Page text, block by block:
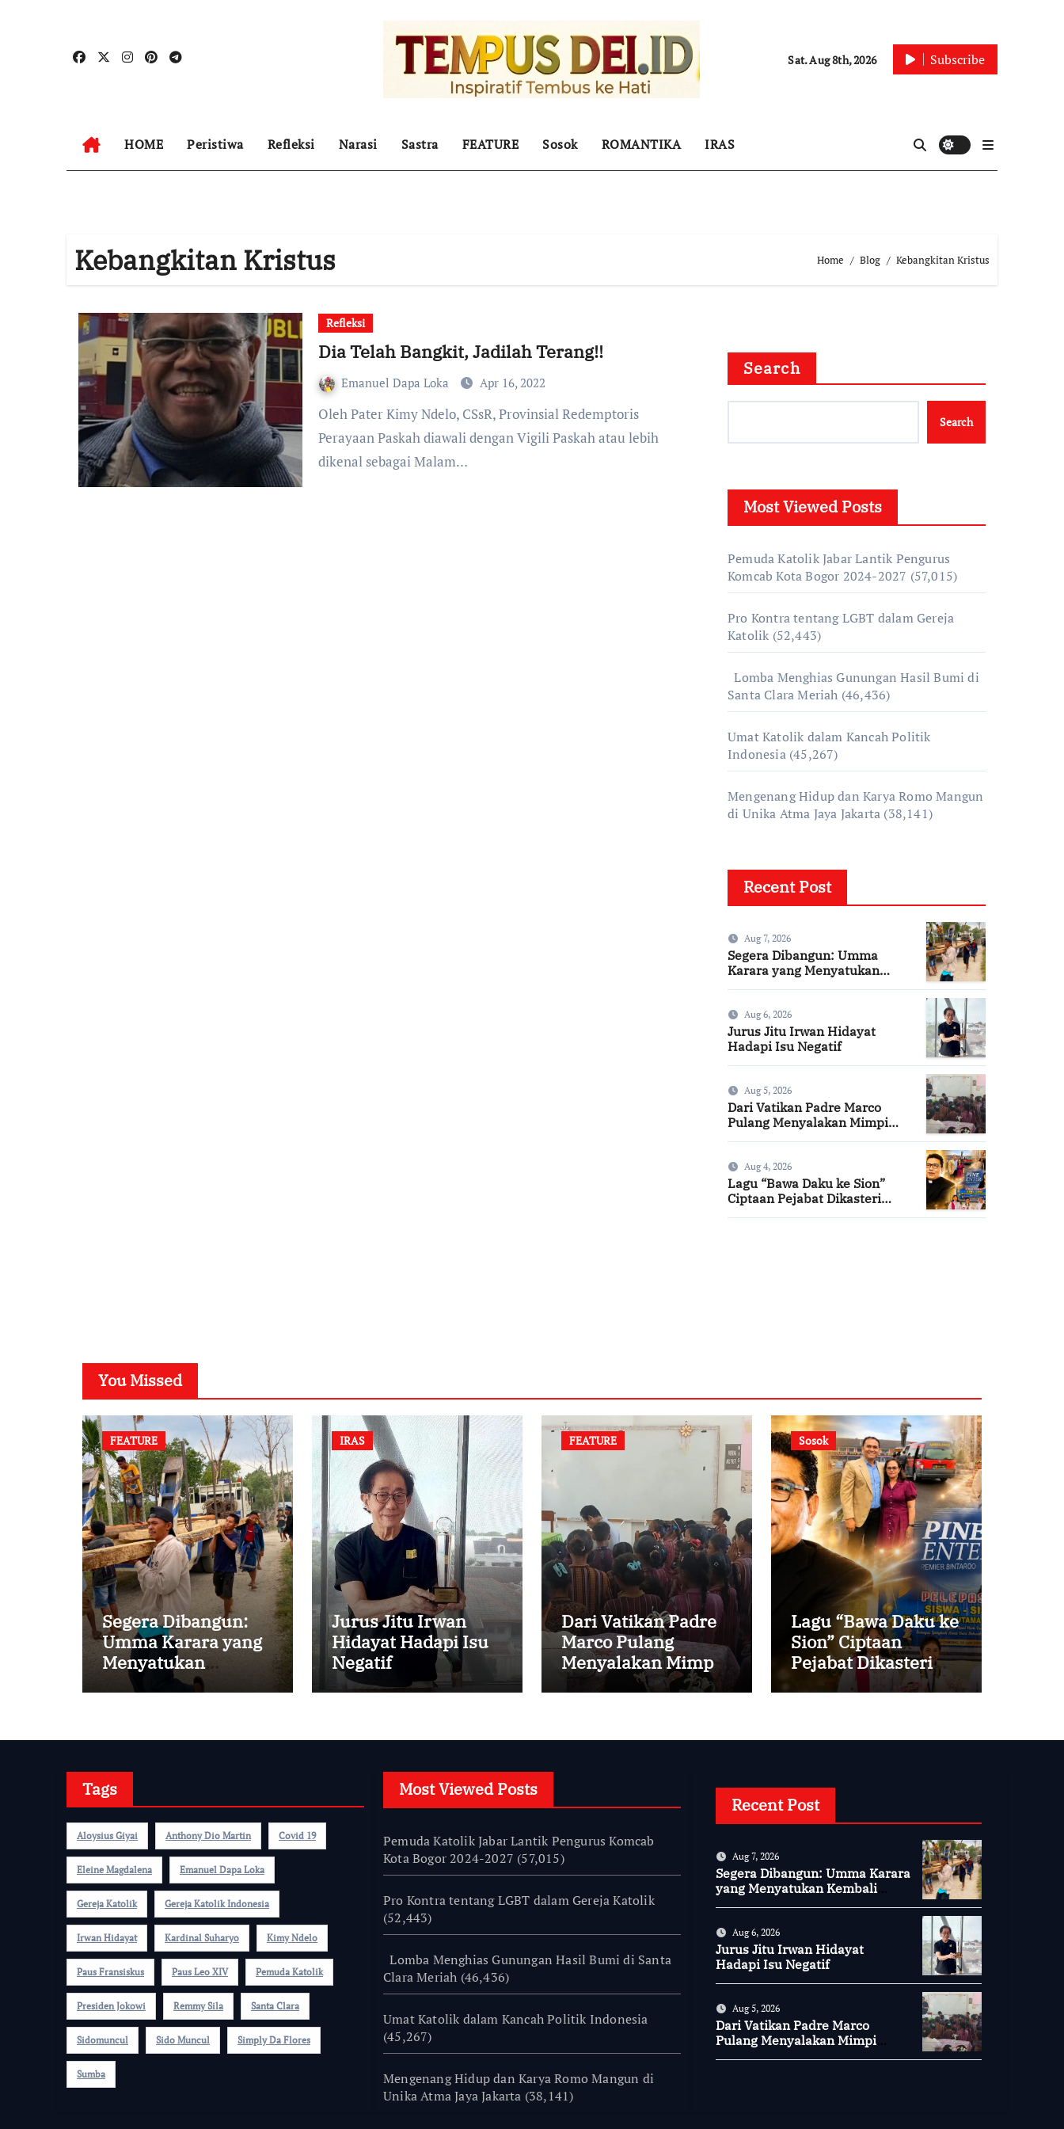
Sat. Aug 8th, 2026 Subscribe
HOME Peristiwa Refleksi Narasi Sastra FEATURE Sosok ROMANTIKA IRAS
Kebangkitan Kristus Home Blog Kebangkitan Kristus
Refleksi
Dia Telah Bangkit, Jadilah Terang!!
Emanuel Dapa Loka Apr 16, 2022
Oleh Pater Kimy Ndelo, CSsR, Provinsial Redemptoris
Perayaan Paskah diawali dengan Vigili Paskah atau lebih
dikenal sebagai Malam…
Search
Search
Most Viewed Posts
Pemuda Katolik Jabar Lantik Pengurus
Komcab Kota Bogor 2024-2027 (57,015)
Pro Kontra tentang LGBT dalam Gereja
Katolik (52,443)
Lomba Menghias Gunungan Hasil Bumi di
Santa Clara Meriah (46,436)
Umat Katolik dalam Kancah Politik
Indonesia (45,267)
Mengenang Hidup dan Karya Romo Mangun
di Unika Atma Jaya Jakarta (38,141)
Recent Post
Aug 7, 2026
Segera Dibangun: Umma
Karara yang Menyatukan
Aug 6, 2026
Jurus Jitu Irwan Hidayat
Hadapi Isu Negatif
Aug 5, 2026
Dari Vatikan Padre Marco
Pulang Menyalakan Mimpi
Aug 4, 2026
Lagu “Bawa Daku ke Sion”
Ciptaan Pejabat Dikasteri
You Missed
FEATURE
Segera Dibangun:
Umma Karara yang
Menyatukan
Kembali
IRAS
Jurus Jitu Irwan
Hidayat Hadapi Isu
Negatif
FEATURE
Dari Vatikan Padre
Marco Pulang
Menyalakan Mimpi
Anak-anak Desa
Sosok
Lagu “Bawa Daku ke
Sion” Ciptaan
Pejabat Dikasteri
Vatikan, Peraih
Tags
Aloysius Giyai Anthony Dio Martin Covid 19
Eleine Magdalena Emanuel Dapa Loka
Gereja Katolik Gereja Katolik Indonesia
Irwan Hidayat Kardinal Suharyo Kimy Ndelo
Paus Fransiskus Paus Leo XIV Pemuda Katolik
Presiden Jokowi Remmy Sila Santa Clara
Sidomuncul Sido Muncul Simply Da Flores
Sumba
Most Viewed Posts
Pemuda Katolik Jabar Lantik Pengurus Komcab
Kota Bogor 2024-2027 (57,015)
Pro Kontra tentang LGBT dalam Gereja Katolik
(52,443)
Lomba Menghias Gunungan Hasil Bumi di Santa
Clara Meriah (46,436)
Umat Katolik dalam Kancah Politik Indonesia
(45,267)
Mengenang Hidup dan Karya Romo Mangun di
Unika Atma Jaya Jakarta (38,141)
Recent Post
Aug 7, 2026
Segera Dibangun: Umma Karara
yang Menyatukan Kembali
Aug 6, 2026
Jurus Jitu Irwan Hidayat
Hadapi Isu Negatif
Aug 5, 2026
Dari Vatikan Padre Marco
Pulang Menyalakan Mimpi